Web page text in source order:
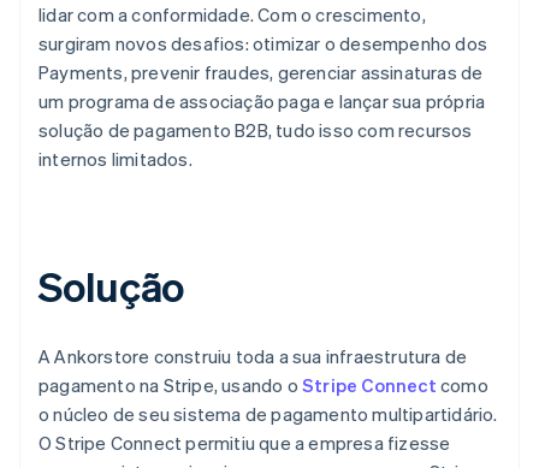
lidar com a conformidade. Com o crescimento,
surgiram novos desafios: otimizar o desempenho dos
Payments, prevenir fraudes, gerenciar assinaturas de
um programa de associação paga e lançar sua própria
solução de pagamento B2B, tudo isso com recursos
internos limitados.
Solução
A Ankorstore construiu toda a sua infraestrutura de
pagamento na Stripe, usando o Stripe Connect como
o núcleo de seu sistema de pagamento multipartidário.
O Stripe Connect permitiu que a empresa fizesse